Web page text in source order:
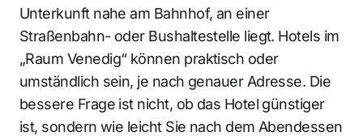
Unterkunft nahe am Bahnhof, an einer
Straßenbahn- oder Bushaltestelle liegt. Hotels im
„Raum Venedig“ können praktisch oder
umständlich sein, je nach genauer Adresse. Die
bessere Frage ist nicht, ob das Hotel günstiger
ist, sondern wie leicht Sie nach dem Abendessen